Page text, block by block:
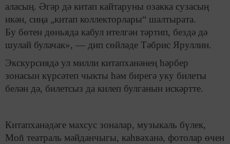
аласың. Әгәр дә китап кайтаруны озакка сузасың
икән, сиңа „китап коллекторлары“ шалтырата.
Бу бөтен дөньяда кабул ителгән тәртип, бездә дә
шулай булачак», — дип сөйләде Тәбрис Яруллин.
Экскурсиядә ул милли китапханәнең һәрбер
зонасын күрсәтеп чыкты һәм бирегә уку билеты
белән дә, билетсыз да килеп булганын искәртте.
Китапханәдәге махсус зоналар, музыкаль бүлек,
Мoñ театраль мәйданчыгы, каһвәханә, фотолар өчен